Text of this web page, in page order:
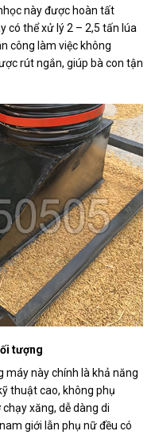
này được hoàn tất
có thể xử lý 2 – 2,5 tấn lúa
công làm việc không
rút ngắn, giúp bà con tận
tượng
máy này chính là khả năng
thuật cao, không phụ
xăng, dễ dàng di
giới lẫn phụ nữ đều có